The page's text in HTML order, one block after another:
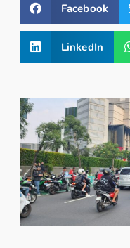
Facebook
LinkedIn